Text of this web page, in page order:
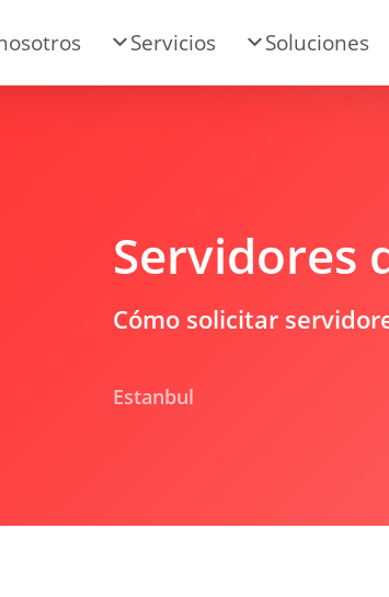
Soluciones
Servicios
Servidores
Cómo solicitar
Estanbul